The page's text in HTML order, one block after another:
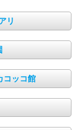
リ
コッコ館